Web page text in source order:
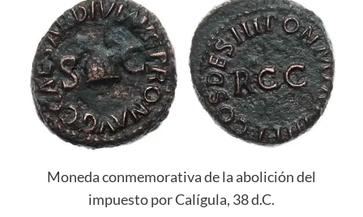
Moneda conmemorativa de la abolición del
impuesto por Calígula, 38 d.C.